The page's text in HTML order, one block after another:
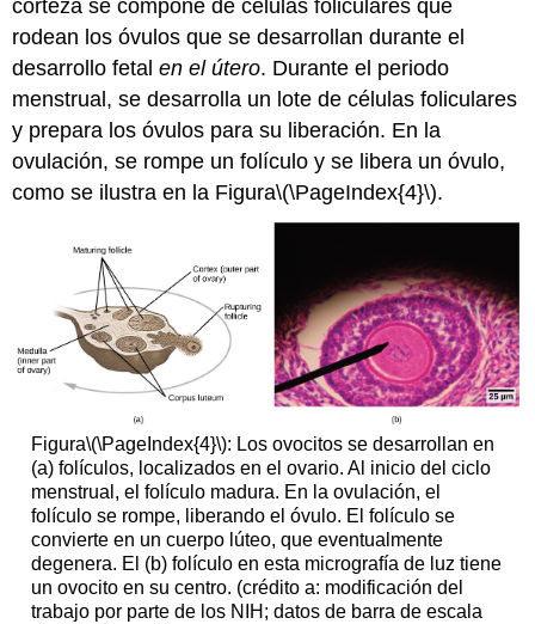
corteza se compone de células foliculares que
rodean los óvulos que se desarrollan durante el
desarrollo fetalen el útero. Durante el periodo
menstrual, se desarrolla un lote de células foliculares
y prepara los óvulos para su liberación. En la
ovulación, se rompe un folículo y se libera un óvulo,
como se ilustra en la Figura\(\PageIndex{4}\).
Figura\(\PageIndex{4}\): Los ovocitos se desarrollan en
(a) folículos, localizados en el ovario. Al inicio del ciclo
menstrual, el folículo madura. En la ovulación, el
folículo se rompe, liberando el óvulo. El folículo se
convierte en un cuerpo lúteo, que eventualmente
degenera. El (b) folículo en esta micrografía de luz tiene
un ovocito en su centro. (crédito a: modificación del
trabajo por parte de los NIH; datos de barra de escala